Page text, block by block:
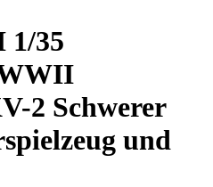
1/35
2 Schwerer
und